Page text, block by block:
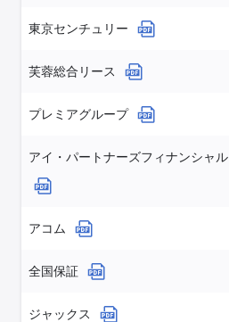
東京センチュリー
芙蓉総合リース
プレミアグループ
アイ・パートナーズフィナンシャル
アコム
全国保証
ジャックス